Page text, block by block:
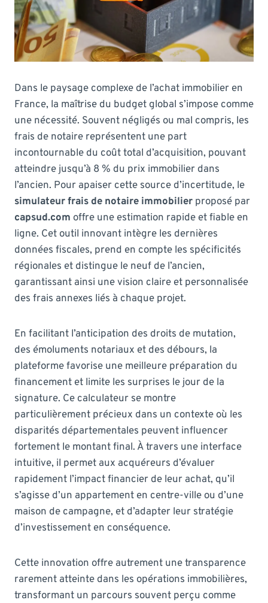
Dans le paysage complexe de l’achat immobilier en
France, la maîtrise du budget global s’impose comme
une nécessité. Souvent négligés ou mal compris, les
frais de notaire représentent une part
incontournable du coût total d’acquisition, pouvant
atteindre jusqu’à 8 % du prix immobilier dans
l’ancien. Pour apaiser cette source d’incertitude, le
simulateur frais de notaire immobilier proposé par
capsud.com offre une estimation rapide et fiable en
ligne. Cet outil innovant intègre les dernières
données fiscales, prend en compte les spécificités
régionales et distingue le neuf de l’ancien,
garantissant ainsi une vision claire et personnalisée
des frais annexes liés à chaque projet.
En facilitant l’anticipation des droits de mutation,
des émoluments notariaux et des débours, la
plateforme favorise une meilleure préparation du
financement et limite les surprises le jour de la
signature. Ce calculateur se montre
particulièrement précieux dans un contexte où les
disparités départementales peuvent influencer
fortement le montant final. À travers une interface
intuitive, il permet aux acquéreurs d’évaluer
rapidement l’impact financier de leur achat, qu’il
s’agisse d’un appartement en centre-ville ou d’une
maison de campagne, et d’adapter leur stratégie
d’investissement en conséquence.
Cette innovation offre autrement une transparence
rarement atteinte dans les opérations immobilières,
transformant un parcours souvent perçu comme